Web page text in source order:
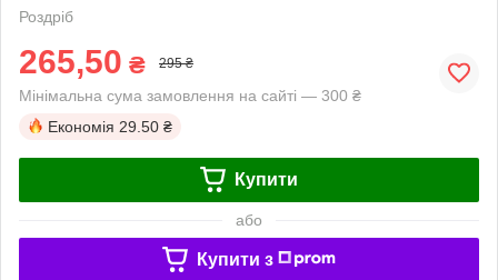
Роздріб
265,50 ₴ 295 ₴
Мінімальна сума замовлення на сайті — 300 ₴
Економія 29.50 ₴
Купити
або
Купити з